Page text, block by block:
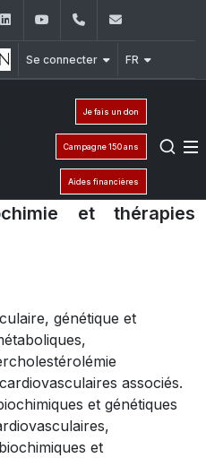
LinkedInYouTube+961 (1) 421 259
Se connecter FR
Je fais un don
Campagne 150 ans
Aides financières
et thérapies
génétique et
associés.
et génétiques
et